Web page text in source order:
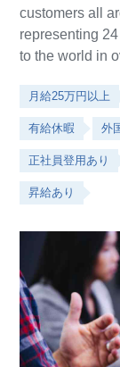
customers all
representing
to the world in
月給25万円以上
有給休暇 外
正社員登用あり
昇給あり